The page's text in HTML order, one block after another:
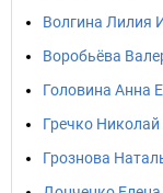
Волгина Лилия
Воробьёва
Головина Анна
Гречко
Грознова